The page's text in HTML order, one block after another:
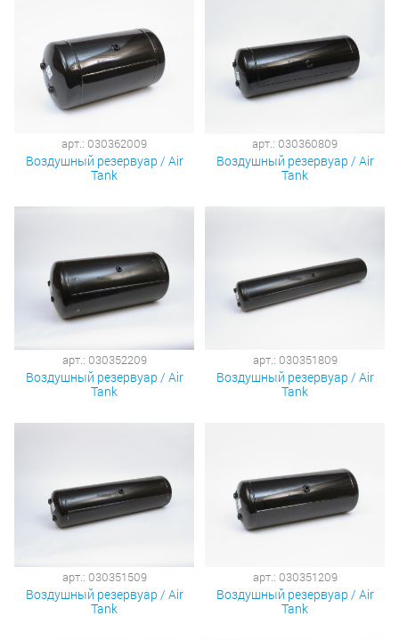
арт.: 030362009
Воздушный резервуар / Air
Tank
арт.: 030360809
Воздушный резервуар / Air
Tank
арт.: 030352209
Воздушный резервуар / Air
Tank
арт.: 030351809
Воздушный резервуар / Air
Tank
арт.: 030351509
Воздушный резервуар / Air
Tank
арт.: 030351209
Воздушный резервуар / Air
Tank